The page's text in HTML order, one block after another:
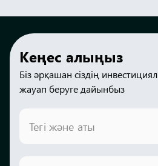
Кеңес алыңыз
Біз әрқашан сіздің
жауап беруге дайынбыз
Тегі және аты